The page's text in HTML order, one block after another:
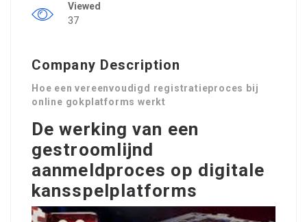
Viewed
37
Company Description
Hoe een vereenvoudigd registratieproces bij
online gokplatforms werkt
De werking van een
gestroomlijnd
aanmeldproces op digitale
kansspelplatforms